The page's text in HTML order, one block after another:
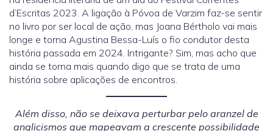
d’Escritas 2023. A ligação à Póvoa de Varzim faz-se sentir
no livro por ser local de ação, mas Joana Bértholo vai mais
longe e torna Agustina Bessa-Luís o fio condutor desta
história passada em 2024. Intrigante? Sim, mas acho que
ainda se torna mais quando digo que se trata de uma
história sobre aplicações de encontros.
Além disso, não se deixava perturbar pelo aranzel de
anglicismos que mapeavam a crescente possibilidade